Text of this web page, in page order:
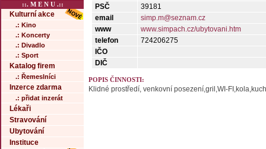
::. M E N U .::
Kulturní akce
.: Kino
.: Koncerty
.: Divadlo
.: Sport
Katalog firem
.: Řemeslníci
Inzerce zdarma
.: přidat inzerát
Lékaři
Stravování
Ubytování
Instituce
PSČ
39181
email
simp.m@seznam.cz
www
www.simpach.cz/ubytovani.htm
telefon
724206275
IČO
DIČ
POPIS ČINNOSTI:
Klidné prostředí, venkovní posezení,gril,WI-